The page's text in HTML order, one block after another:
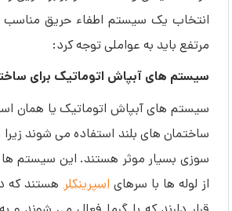
انتخاب یک سیستم اطفاء حریق مناسب
مرتفع باید به عواملی توجه کرد:
سیستم های آبپاش اتوماتیک برای
سیستم های آبپاش اتوماتیک یا همان
ساختمان های بلند استفاده می شوند
سوزی بسیار موثر هستند. این سیستم
از لوله ها با سرهای اسپرینکلرهستند که